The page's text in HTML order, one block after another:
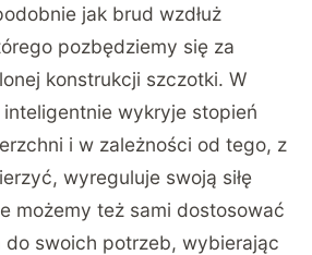
jak brud wzdłuż
pozbędziemy się za
konstrukcji szczotki. W
inteligentnie wykryje stopień
i w zależności od tego, z
wyreguluje swoją siłę
możemy też sami dostosować
do swoich potrzeb, wybierając